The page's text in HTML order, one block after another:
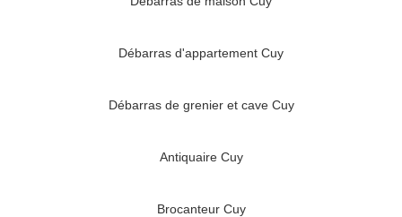
Débarras d'appartement Cuy
Débarras de grenier et cave Cuy
Antiquaire Cuy
Brocanteur Cuy